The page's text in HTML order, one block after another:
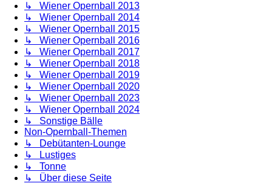
↳ Wiener Opernball 2013
↳ Wiener Opernball 2014
↳ Wiener Opernball 2015
↳ Wiener Opernball 2016
↳ Wiener Opernball 2017
↳ Wiener Opernball 2018
↳ Wiener Opernball 2019
↳ Wiener Opernball 2020
↳ Wiener Opernball 2023
↳ Wiener Opernball 2024
↳ Sonstige Bälle
Non-Opernball-Themen
↳ Debütanten-Lounge
↳ Lustiges
↳ Tonne
↳ Über diese Seite